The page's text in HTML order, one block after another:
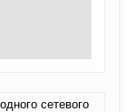
сетевого